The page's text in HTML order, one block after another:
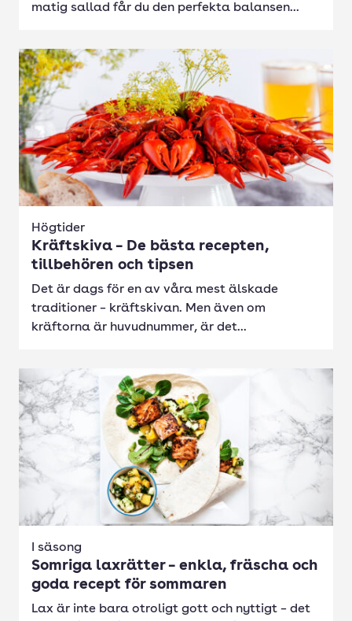
matig sallad får du den perfekta balansen...
Högtider
Kräftskiva – De bästa recepten,
tillbehören och tipsen
Det är dags för en av våra mest älskade
traditioner – kräftskivan. Men även om
kräftorna är huvudnummer, är det...
I säsong
Somriga laxrätter – enkla, fräscha och
goda recept för sommaren
Lax är inte bara otroligt gott och nyttigt – det